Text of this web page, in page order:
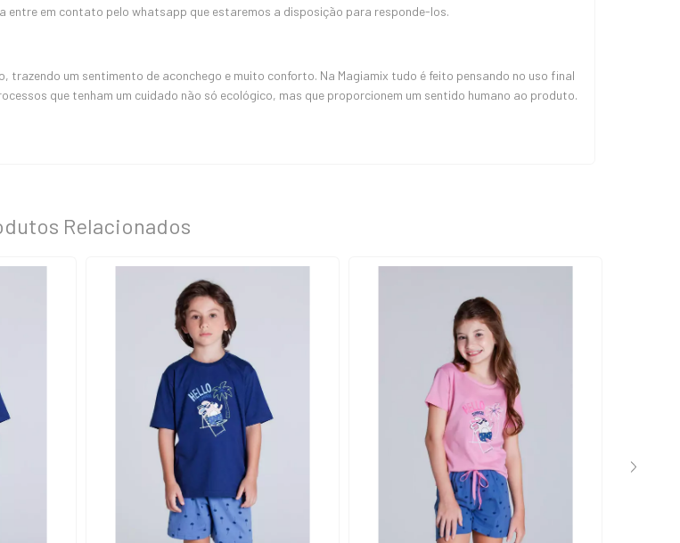
entre em contato pelo whatsapp que estaremos a disposição para responde-los.
trazendo um sentimento de aconchego e muito conforto. Na Magiamix tudo é feito pensando no uso final
que tenham um cuidado não só ecológico, mas que proporcionem um sentido humano ao produto.
Relacionados